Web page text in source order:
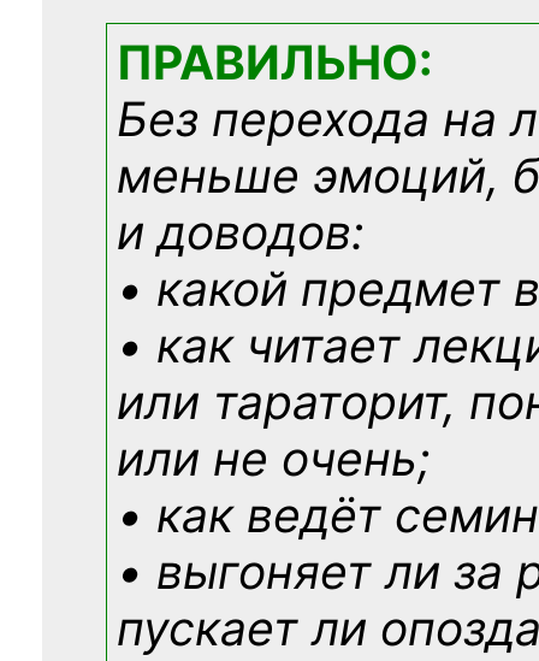
ПРАВИЛЬНО:
Без перехода на
меньше эмоций,
и доводов:
• какой предмет
• как читает
или тараторит,
или не очень;
• как ведёт
• выгоняет ли за
пускает ли